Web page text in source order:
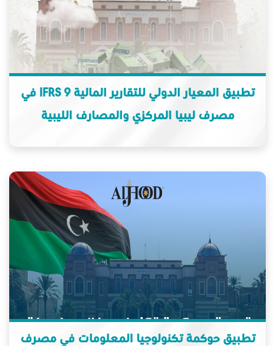
تطبيق المعيار الدولي للتقارير المالية IFRS 9 في
مصرف ليبيا المركزي والمصارف الليبية
تطبيق حوكمة تكنولوجيا المعلومات في مصرف